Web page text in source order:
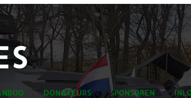
DONATEURS SPONSOREN